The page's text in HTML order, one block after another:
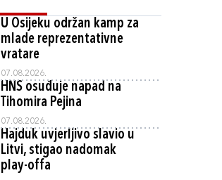
U Osijeku održan kamp za
mlade reprezentativne
vratare
07.08.2026.
HNS osuđuje napad na
Tihomira Pejina
07.08.2026.
Hajduk uvjerljivo slavio u
Litvi, stigao nadomak
play-offa